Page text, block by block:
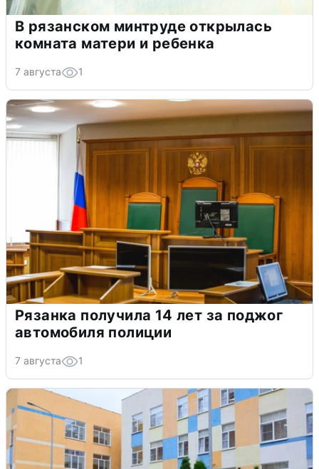
В рязанском минтруде открылась
комната матери и ребенка
7 августа 1
Рязанка получила 14 лет за поджог
автомобиля полиции
7 августа 1